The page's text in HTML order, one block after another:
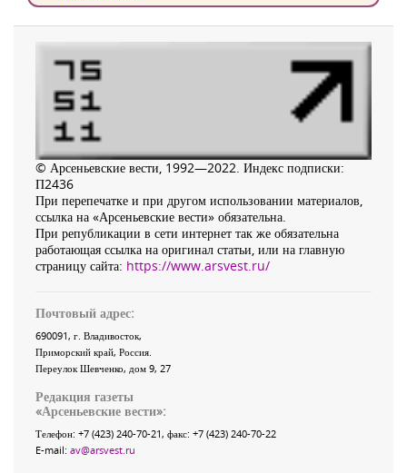
© Арсеньевские вести, 1992—2022. Индекс подписки:
П2436
При перепечатке и при другом использовании материалов,
ссылка на «Арсеньевские вести» обязательна.
При републикации в сети интернет так же обязательна
работающая ссылка на оригинал статьи, или на главную
страницу сайта: https://www.arsvest.ru/
Почтовый адрес:
690091, г. Владивосток,
Приморский край, Россия
Переулок Шевченко, дом 9, 27
Редакция газеты
«Арсеньевские вести»:
Телефон: +7 (423) 240-70-21, факс: +7 (423) 240-70-22
E-mail: av@arsvest.ru